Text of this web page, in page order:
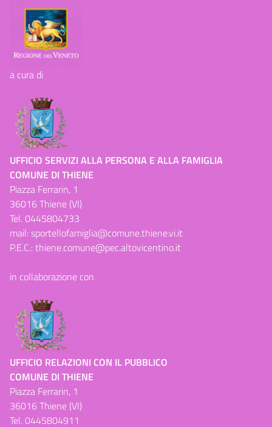
a cura di
UFFICIO SERVIZI ALLA PERSONA E ALLA FAMIGLIA
COMUNE DI THIENE
Piazza Ferrarin, 1
36016 Thiene (VI)
Tel.0445804733
mail:sportellofamiglia@comune.thiene.vi.it
P.E.C.:thiene.comune@pec.altovicentino.it
in collaborazione con
UFFICIO RELAZIONI CON IL PUBBLICO
COMUNE DI THIENE
Piazza Ferrarin, 1
36016 Thiene (VI)
Tel.0445804911